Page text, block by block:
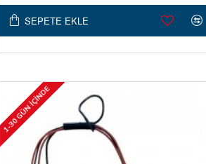
SEPETE EKLE
1-30 GÜN İÇINDE